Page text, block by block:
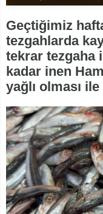
Geçtiğimiz
tezgahlarda
tekrar tezgaha
kadar inen
yağlı olması